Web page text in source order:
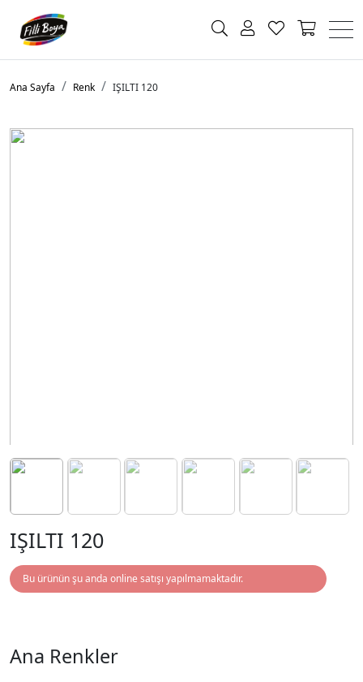
Ana Sayfa Renk IŞILTI 120
IŞILTI 120
Bu ürünün şu anda online satışı yapılmamaktadır.
Ana Renkler